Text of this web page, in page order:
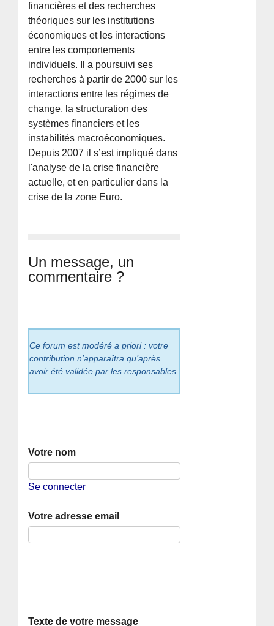
financières et des recherches
théoriques sur les institutions
économiques et les interactions
entre les comportements
individuels. Il a poursuivi ses
recherches à partir de 2000 sur les
interactions entre les régimes de
change, la structuration des
systèmes financiers et les
instabilités macroéconomiques.
Depuis 2007 il s’est impliqué dans
l'analyse de la crise financière
actuelle, et en particulier dans la
crise de la zone Euro.
Un message, un
commentaire ?
Ce forum est modéré a priori : votre
contribution n’apparaîtra qu’après
avoir été validée par les responsables.
Votre nom
Se connecter
Votre adresse email
Texte de votre message